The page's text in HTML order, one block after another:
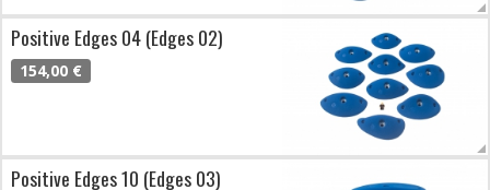
Positive Edges 04 (Edges 02)
154,00 €
Positive Edges 10 (Edges 03)